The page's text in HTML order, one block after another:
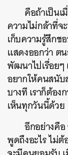
คือถ้าเป็น
ความไม่กล้าที่จ
เก็บความรู้สึกช
แสดงออกว่า ต
พัฒนาไปเรื่อยๆ
อยากให้คนสนับ
บางที เราก็ต้อง
เห็นทุกวันนี้ด้วย
อีกอย่างคื
พูดถึงอะไร ไม่